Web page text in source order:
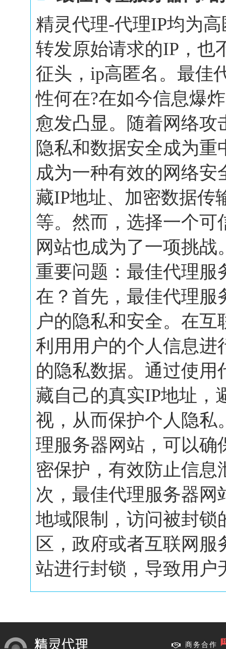
精灵代理-代理IP均为
转发原始请求的IP，也
征头，ip高匿名。最佳
性何在?在如今信息爆
愈发凸显。随着网络攻
隐私和数据安全成为
成为一种有效的网络
藏IP地址、加密数据传
等。然而，选择一个可
网站也成为了一项挑
重要问题：最佳代理服
在？首先，最佳代理服
户的隐私和安全。在
利用用户的个人信息进
的隐私数据。通过使
藏自己的真实IP地址，
视，从而保护个人隐私
理服务器网站，可以确
密保护，有效防止信
次，最佳代理服务器
地域限制，访问被封锁
区，政府或者互联网
站进行封锁，导致用户
商务合作